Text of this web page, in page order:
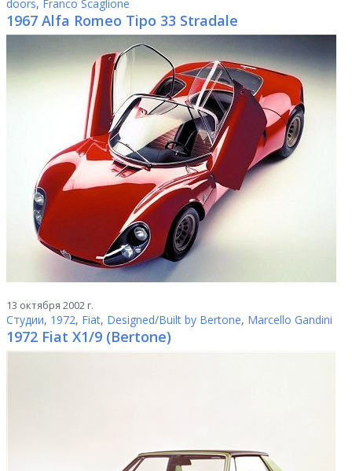
doors, Franco Scaglione
1967 Alfa Romeo Tipo 33 Stradale
13 октября 2002 г.
Студии, 1972, Fiat, Designed/Built by Bertone, Marcello Gandini
1972 Fiat X1/9 (Bertone)